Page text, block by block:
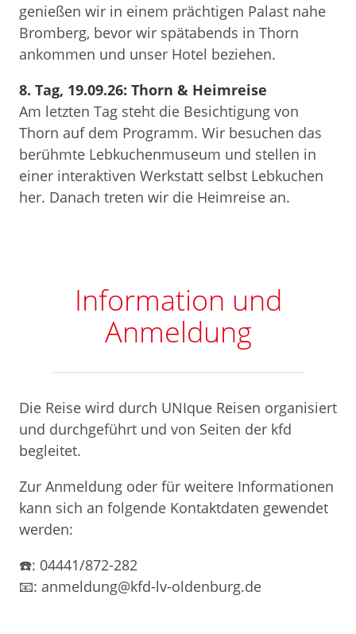
genießen wir in einem prächtigen Palast nahe
Bromberg, bevor wir spätabends in Thorn
ankommen und unser Hotel beziehen.
8. Tag, 19.09.26: Thorn & Heimreise
Am letzten Tag steht die Besichtigung von
Thorn auf dem Programm. Wir besuchen das
berühmte Lebkuchenmuseum und stellen in
einer interaktiven Werkstatt selbst Lebkuchen
her. Danach treten wir die Heimreise an.
Information und
Anmeldung
Die Reise wird durch UNIque Reisen organisiert
und durchgeführt und von Seiten der kfd
begleitet.
Zur Anmeldung oder für weitere Informationen
kann sich an folgende Kontaktdaten gewendet
werden:
☎️: 04441/872-282
📧: anmeldung@kfd-lv-oldenburg.de